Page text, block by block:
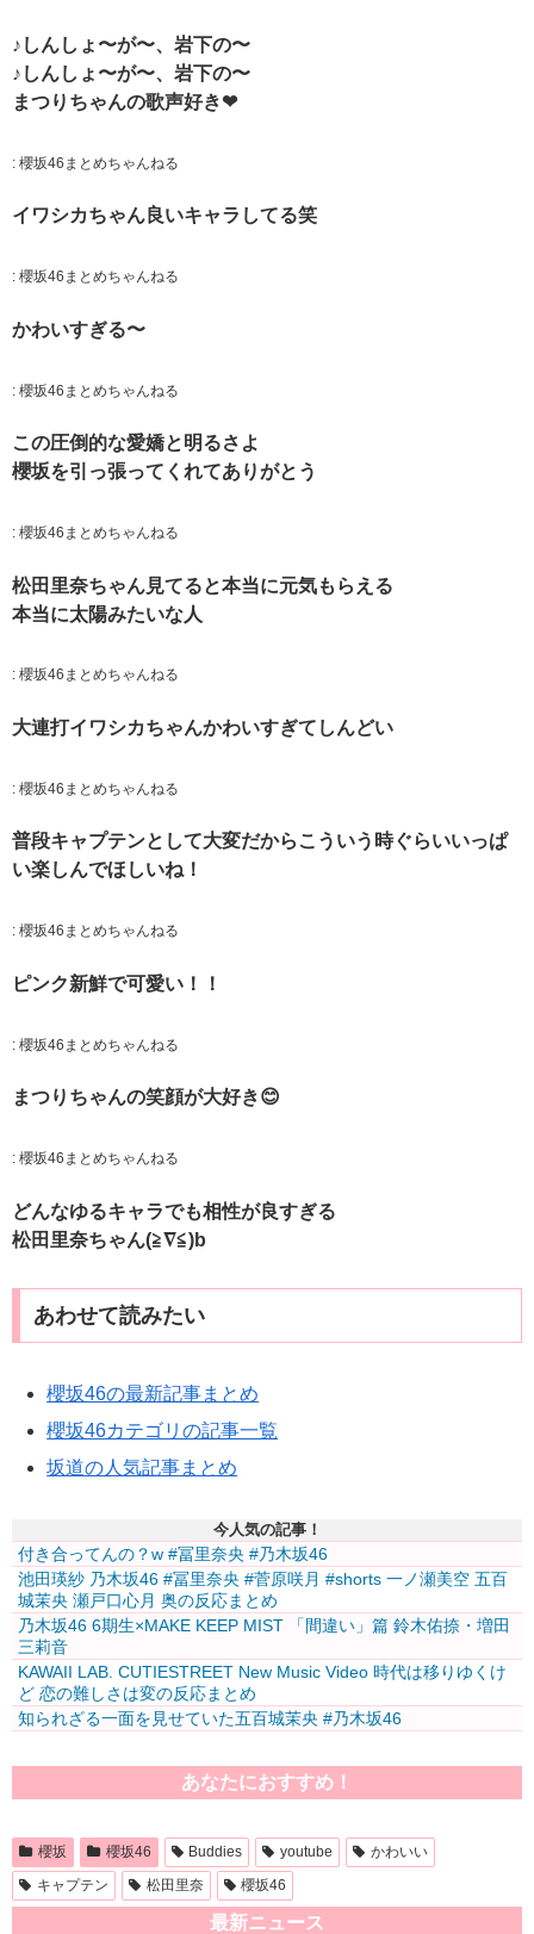
♪しんしょ〜が〜、岩下の〜
♪しんしょ〜が〜、岩下の〜
まつりちゃんの歌声好き❤
: 櫻坂46まとめちゃんねる
イワシカちゃん良いキャラしてる笑
: 櫻坂46まとめちゃんねる
かわいすぎる〜
: 櫻坂46まとめちゃんねる
この圧倒的な愛嬌と明るさよ
櫻坂を引っ張ってくれてありがとう
: 櫻坂46まとめちゃんねる
松田里奈ちゃん見てると本当に元気もらえる
本当に太陽みたいな人
: 櫻坂46まとめちゃんねる
大連打イワシカちゃんかわいすぎてしんどい
: 櫻坂46まとめちゃんねる
普段キャプテンとして大変だからこういう時ぐらいいっぱ
い楽しんでほしいね！
: 櫻坂46まとめちゃんねる
ピンク新鮮で可愛い！！
: 櫻坂46まとめちゃんねる
まつりちゃんの笑顔が大好き😊
: 櫻坂46まとめちゃんねる
どんなゆるキャラでも相性が良すぎる
松田里奈ちゃん(≧∇≦)b
あわせて読みたい
櫻坂46の最新記事まとめ
櫻坂46カテゴリの記事一覧
坂道の人気記事まとめ
今人気の記事！
付き合ってんの？w #冨里奈央 #乃木坂46
池田瑛紗 乃木坂46 #冨里奈央 #菅原咲月 #shorts 一ノ瀬美空 五百
城茉央 瀬戸口心月 奥の反応まとめ
乃木坂46 6期生×MAKE KEEP MIST 「間違い」篇 鈴木佑捺・増田
三莉音
KAWAII LAB. CUTIESTREET New Music Video 時代は移りゆくけ
ど 恋の難しさは変の反応まとめ
知られざる一面を見せていた五百城茉央 #乃木坂46
あなたにおすすめ！
櫻坂 櫻坂46 Buddies youtube
かわいい
キャプテン
松田里奈 櫻坂46
最新ニュース